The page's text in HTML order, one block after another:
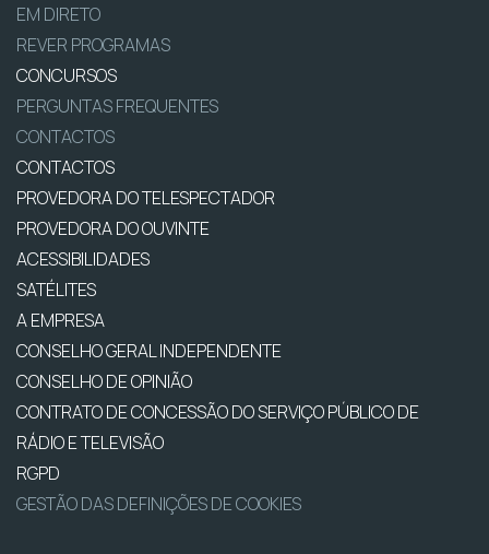
EM DIRETO
REVER PROGRAMAS
CONCURSOS
PERGUNTAS FREQUENTES
CONTACTOS
CONTACTOS
PROVEDORA DO TELESPECTADOR
PROVEDORA DO OUVINTE
ACESSIBILIDADES
SATÉLITES
A EMPRESA
CONSELHO GERAL INDEPENDENTE
CONSELHO DE OPINIÃO
CONTRATO DE CONCESSÃO DO SERVIÇO PÚBLICO DE
RÁDIO E TELEVISÃO
RGPD
GESTÃO DAS DEFINIÇÕES DE COOKIES